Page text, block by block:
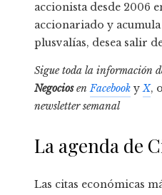
accionista desde 2006
accionariado y
plusvalías, desea salir
Sigue toda la información
NegociosenFacebook yX,
newsletter semanal
La agenda de
Las citas económicas